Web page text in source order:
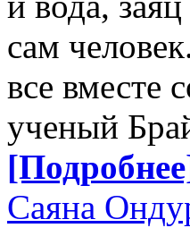
сам
все вместе
ученый
Саяна